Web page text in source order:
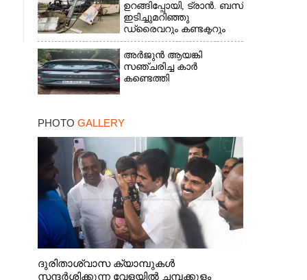
ഉറങ്ങിപ്പോയി, ട്രാൻ. ബസ്
ഇടിച്ചുമറിഞ്ഞു
ഡ്രൈവറും കണ്ടക്ടറും
മരിച്ചു സംഭവം മൈസൂരു
-ബെംഗളൂരു
ദേശീയപാതയിൽ 20
പേർക്ക് പരിക്ക്, നാലു
അർജുൻ ആയങ്കി
സഞ്ചരിച്ച കാർ
കണ്ടെത്തി
PHOTO GALLERY
ദുരിതാശ്വാസ ക്യാമ്പുകൾ
സന്ദർശിക്കുന്ന വേളയിൽ ചമ്പക്കുളം